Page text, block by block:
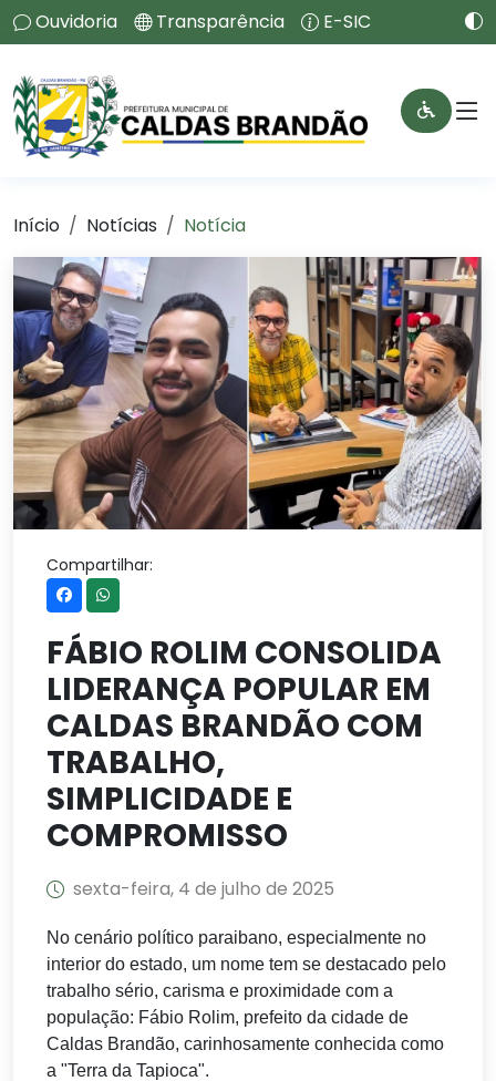
Ouvidoria Transparência E-SIC
Início Notícias Notícia
Compartilhar:
FÁBIO ROLIM CONSOLIDA
LIDERANÇA POPULAR EM
CALDAS BRANDÃO COM
TRABALHO,
SIMPLICIDADE E
COMPROMISSO
sexta-feira, 4 de julho de 2025
No cenário político paraibano, especialmente no
interior do estado, um nome tem se destacado pelo
trabalho sério, carisma e proximidade com a
população: Fábio Rolim, prefeito da cidade de
Caldas Brandão, carinhosamente conhecida como
a "Terra da Tapioca".